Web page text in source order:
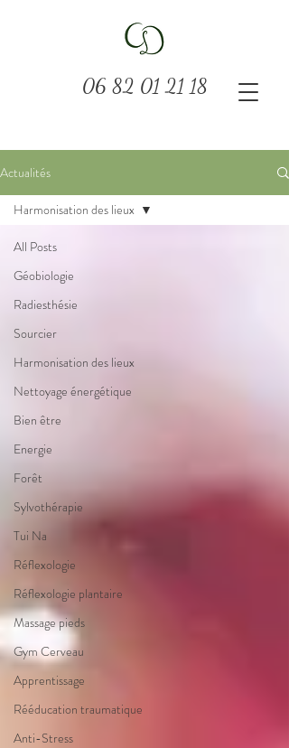
06 82 01 21 18
Actualités
All Posts
Géobiologie
Radiesthésie
Sourcier
Harmonisation des lieux
Nettoyage énergétique
Bien être
Energie
Forêt
Sylvothérapie
Tui Na
Réflexologie
Réflexologie plantaire
Massage pieds
Gym Cerveau
Apprentissage
Rééducation traumatique
Anti-Stress
Harmonisation des lieux